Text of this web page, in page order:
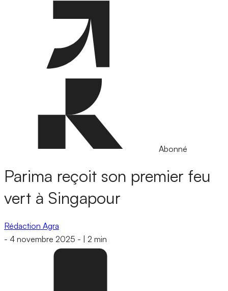
Abonné
Parima reçoit son premier feu
vert à Singapour
Rédaction Agra
- 4 novembre 2025 - 2 min